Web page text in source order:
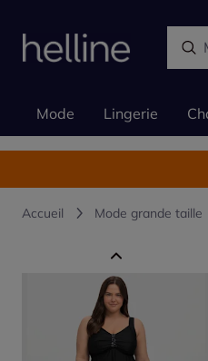
Mode Lingerie
Accueil Mode grande taille